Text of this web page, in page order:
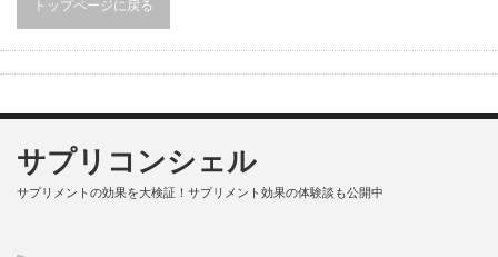
トップページに戻る
サプリコンシェル
サプリメントの効果を大検証！サプリメント効果の体験談も公開中